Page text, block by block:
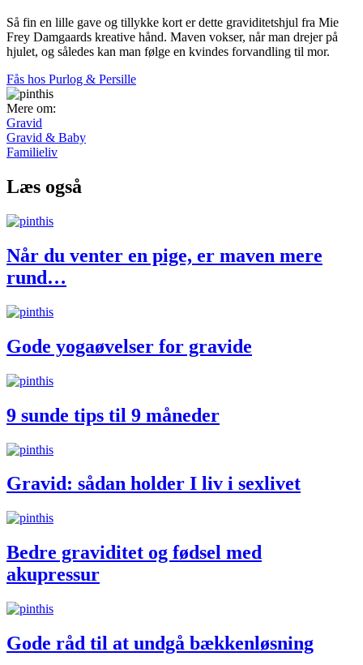
Så fin en lille gave og tillykke kort er dette graviditetshjul fra Mie
Frey Damgaards kreative hånd. Maven vokser, når man drejer på
hjulet, og således kan man følge en kvindes forvandling til mor.
Fås hos Purlog & Persille
Mere om:
Gravid
Gravid & Baby
Familieliv
Læs også
Når du venter en pige, er maven mere
rund…
Gode yogaøvelser for gravide
9 sunde tips til 9 måneder
Gravid: sådan holder I liv i sexlivet
Bedre graviditet og fødsel med
akupressur
Gode råd til at undgå bækkenløsning